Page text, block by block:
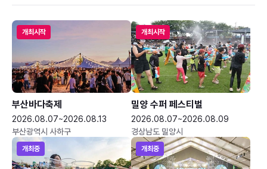
개최시작
부산바다축제
2026.08.07~2026.08.13
부산광역시 사하구
개최시작
밀양 수퍼 페스티벌
2026.08.07~2026.08.09
경상남도 밀양시
개최중 개최중